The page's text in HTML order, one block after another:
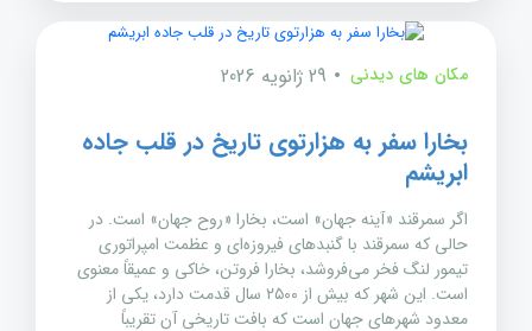
مکان های دیدنی 29 ژانویه 2026
بخارا سفر به هزارتوی تاریخ در قلب جاده
ابریشم
اگر سمرقند «آینه جهان» است، بخارا «روح جهان» است. در
حالی که سمرقند با گنبدهای فیروزه‌ای و عظمت امپراتوری
تیمور لنگ فخر می‌فروشد، بخارا فروتن، خاکی و عمیقاً معنوی
است. این شهر که بیش از ۲۵۰۰ سال قدمت دارد، یکی از
معدود شهرهای جهان است که بافت تاریخی آن تقریباً